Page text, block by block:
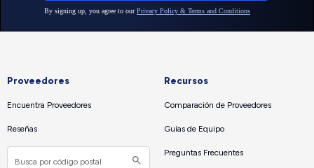
Proveedores
Encuentra Proveedores
Reseñas
Recursos
Comparación de Proveedores
Guías de Equipo
Preguntas Frecuentes